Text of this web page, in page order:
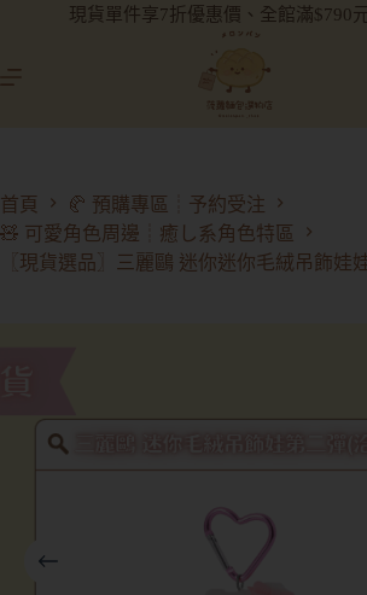
現貨單件享7折優惠價、全館滿$790
首頁
🥐 預購專區┊予約受注
🧸 可愛角色周邊┊癒し系角色特區
〖現貨選品〗三麗鷗 迷你迷你毛絨吊飾娃